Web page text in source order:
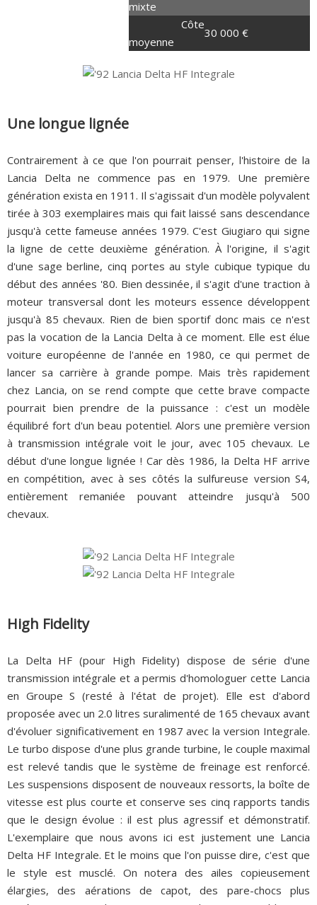
mixte
Côte
moyenne
30 000 €
Une longue lignée
Contrairement à ce que l'on pourrait penser, l'histoire de la
Lancia Delta ne commence pas en 1979. Une première
génération exista en 1911. Il s'agissait d'un modèle polyvalent
tirée à 303 exemplaires mais qui fait laissé sans descendance
jusqu'à cette fameuse années 1979. C'est Giugiaro qui signe
la ligne de cette deuxième génération. À l'origine, il s'agit
d'une sage berline, cinq portes au style cubique typique du
début des années '80. Bien dessinée, il s'agit d'une traction à
moteur transversal dont les moteurs essence développent
jusqu'à 85 chevaux. Rien de bien sportif donc mais ce n'est
pas la vocation de la Lancia Delta à ce moment. Elle est élue
voiture européenne de l'année en 1980, ce qui permet de
lancer sa carrière à grande pompe. Mais très rapidement
chez Lancia, on se rend compte que cette brave compacte
pourrait bien prendre de la puissance : c'est un modèle
équilibré fort d'un beau potentiel. Alors une première version
à transmission intégrale voit le jour, avec 105 chevaux. Le
début d'une longue lignée ! Car dès 1986, la Delta HF arrive
en compétition, avec à ses côtés la sulfureuse version S4,
entièrement remaniée pouvant atteindre jusqu'à 500
chevaux.
High Fidelity
La Delta HF (pour High Fidelity) dispose de série d'une
transmission intégrale et a permis d'homologuer cette Lancia
en Groupe S (resté à l'état de projet). Elle est d'abord
proposée avec un 2.0 litres suralimenté de 165 chevaux avant
d'évoluer significativement en 1987 avec la version Integrale.
Le turbo dispose d'une plus grande turbine, le couple maximal
est relevé tandis que le système de freinage est renforcé.
Les suspensions disposent de nouveaux ressorts, la boîte de
vitesse est plus courte et conserve ses cinq rapports tandis
que le design évolue : il est plus agressif et démonstratif.
L'exemplaire que nous avons ici est justement une Lancia
Delta HF Integrale. Et le moins que l'on puisse dire, c'est que
le style est musclé. On notera des ailes copieusement
élargies, des aérations de capot, des pare-chocs plus